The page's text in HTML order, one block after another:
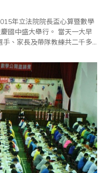
年立法院院長盃心算暨數學
舉行。 當天一大早
、家長及帶隊教練共二千多
，由於參賽單位也派出眾多
加比賽者包括